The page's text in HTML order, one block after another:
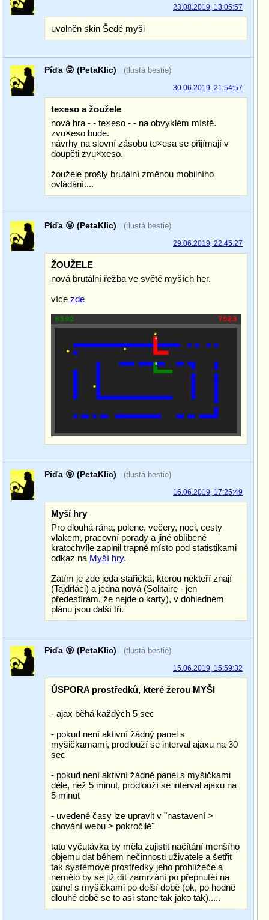
23.08.2019, 13:05:57
uvolněn skin Šedé myši
Píďa 😜 (PetaKlic) (tlustá bestie)
30.06.2019, 21:54:57
te×eso a žoužele
nová hra - - te×eso - - na obvyklém místě.
zvu×eso bude.
návrhy na slovní zásobu te×esa se přijímají v
doupěti zvu×xeso.
žoužele prošly brutální změnou mobilního
ovládání....
Píďa 😜 (PetaKlic) (tlustá bestie)
29.06.2019, 22:45:27
ŽOUŽELE
nová brutální řežba ve světě myších her.
více zde
Píďa 😜 (PetaKlic) (tlustá bestie)
16.06.2019, 17:25:49
Myší hry
Pro dlouhá rána, polene, večery, noci, cesty
vlakem, pracovní porady a jiné oblíbené
kratochvíle zaplnil trapné místo pod statistikami
odkaz na Myší hry.
Zatím je zde jeda stařičká, kterou někteří znají
(Tajdrláci) a jedna nová (Solitaire - jen
předestírám, že nejde o karty), v dohledném
plánu jsou další tři.
Píďa 😜 (PetaKlic) (tlustá bestie)
15.06.2019, 15:59:32
ÚSPORA prostředků, které žerou MYŠI
- ajax běhá každých 5 sec
- pokud není aktivní žádný panel s
myšičkamami, prodlouží se interval ajaxu na 30
sec
- pokud není aktivní žádné panel s myšičkami
déle, než 5 minut, prodlouží se interval ajaxu na
5 minut
- uvedené časy lze upravit v "nastavení >
chování webu > pokročilé"
tato vyčutávka by měla zajistit načítání menšího
objemu dat během nečinnosti uživatele a šetřit
tak systémové prostředky jeho prohlížeče a
nemělo by se již dít zamrzání po přepnutéí na
panel s myšičkami po delší době (ok, po hodně
dlouhé době se to asi stane tak jako tak).....